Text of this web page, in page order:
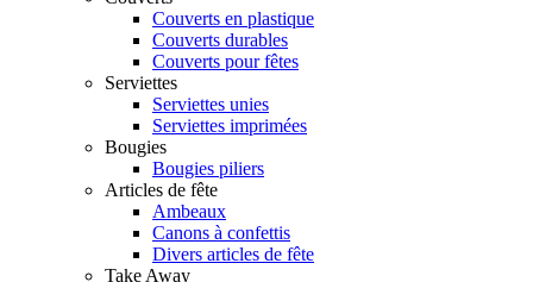
Couverts en plastique
Couverts durables
Couverts pour fêtes
Serviettes
Serviettes unies
Serviettes imprimées
Bougies
Bougies piliers
Articles de fête
Ambeaux
Canons à confettis
Divers articles de fête
Take Away